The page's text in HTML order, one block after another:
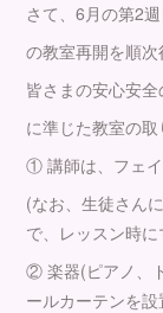
さて、6月の第2
の教室再開を順次
皆さまの安心安全
に準じた教室の取
① 講師は、フェイ
(なお、生徒さん
で、レッスン時
② 楽器(ピアノ、
ールカーテンを設